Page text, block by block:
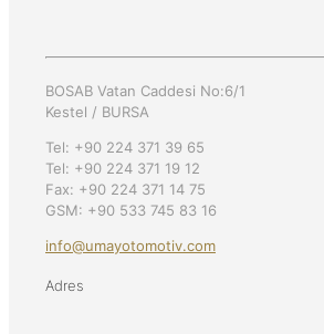
BOSAB Vatan Caddesi No:6/1
Kestel / BURSA
Tel: +90 224 371 39 65
Tel: +90 224 371 19 12
Fax: +90 224 371 14 75
GSM: +90 533 745 83 16
info@umayotomotiv.com
Adres